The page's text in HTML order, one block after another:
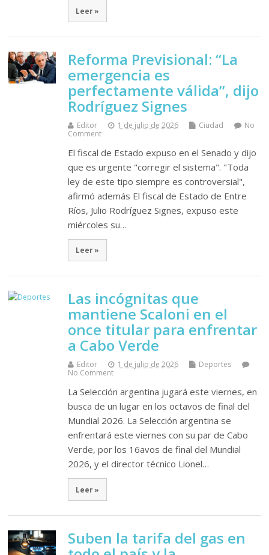
Leer »
Reforma Previsional: “La
emergencia es
perfectamente válida”, dijo
Rodríguez Signes
Editor 1 de julio de 2026 Ciudad
No
Comment
El fiscal de Estado expuso en el Senado y dijo
que es urgente "corregir el sistema". "Toda
ley de este tipo siempre es controversial",
afirmó además El fiscal de Estado de Entre
Ríos, Julio Rodríguez Signes, expuso este
miércoles su…
Leer »
Las incógnitas que
mantiene Scaloni en el
once titular para enfrentar
a Cabo Verde
Editor 1 de julio de 2026
Deportes
No Comment
La Selección argentina jugará este viernes, en
busca de un lugar en los octavos de final del
Mundial 2026. La Selección argentina se
enfrentará este viernes con su par de Cabo
Verde, por los 16avos de final del Mundial
2026, y el director técnico Lionel…
Leer »
Suben la tarifa del gas en